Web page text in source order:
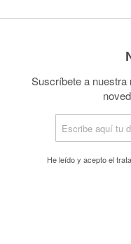
Suscríbete a nuestra
He leído y acepto el